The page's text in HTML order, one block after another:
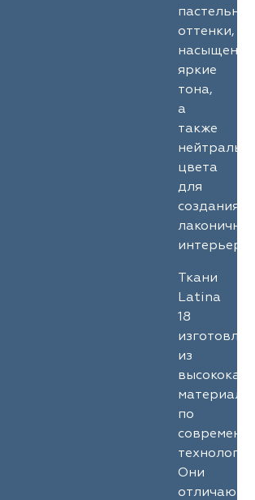
оттенки,
яркие
тона,
а
также
цвета
для
создания
Ткани
Latina
18
из
по
Они